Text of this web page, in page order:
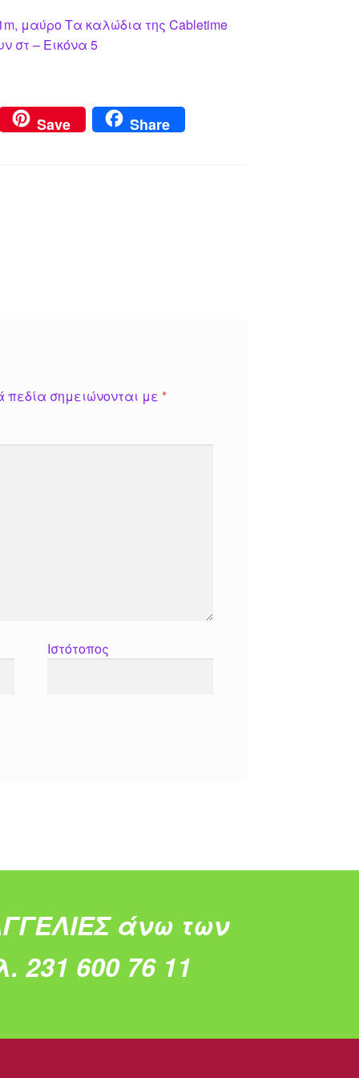
μαύρο Τα καλώδια της Cabletime
στ – Εικόνα 5
Save Share
πεδία σημειώνονται με*
Ιστότοπος
άνω των
231 600 76 11